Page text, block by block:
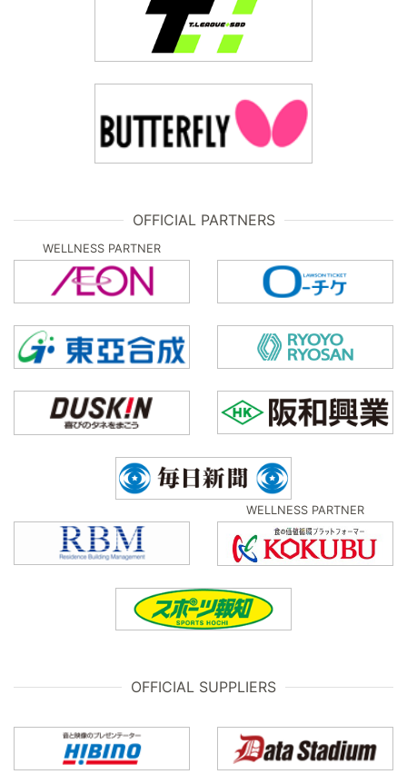
OFFICIAL PARTNERS
WELLNESS PARTNER
WELLNESS PARTNER
OFFICIAL SUPPLIERS